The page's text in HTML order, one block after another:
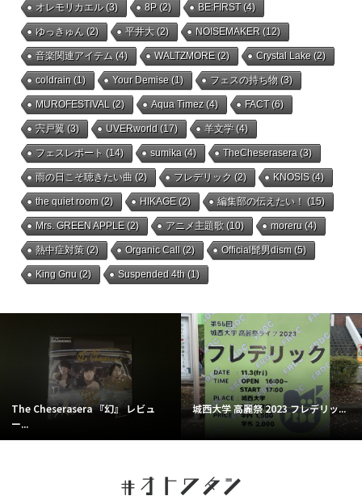
オレモリカエル(3) 8P(2) BE:FIRST(4)
ゆっきゅん (2) 平井大(2) NOISEMAKER(12)
音楽関連アイテム (4) WALTZMORE(2) Crystal Lake(2)
coldrain(1) Your Demise(1) フェスの持ち物(3)
MUROFESTIVAL (2) Aqua Timez(4) FACT(6)
宍戸翼(3) UVERworld(17) 羊文学(4)
フェスレポート (14) sumika(4) TheCheserasera(3)
雨の日こそ聴きたい曲(2) フレデリック (2) KNOSIS(4)
the quiet room(2) HIKAGE(2) 編集部の伝えたい！ (15)
Mrs. GREEN APPLE(2) アニメ主題歌(10) moreru(4)
熱中症対策(2) Organic Call(2) Official髭男dism(5)
King Gnu(2) Suspended 4th(1)
The Cheserasera 『幻』 レビュ
ー...
城西大学 高麗祭 2023 フレデリッ...